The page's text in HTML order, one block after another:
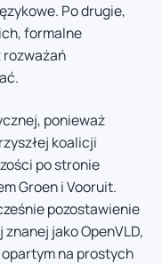
Po drugie,
formalne
rozważań
ponieważ
koalicji
po stronie
Groen i Vooruit.
pozostawienie
jako OpenVLD,
na prostych